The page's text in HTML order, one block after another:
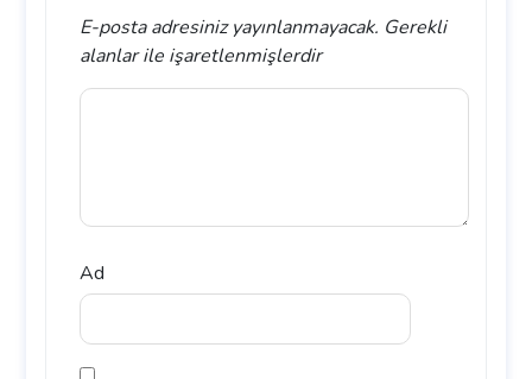
E-posta adresiniz yayınlanmayacak. Gerekli
alanlarile işaretlenmişlerdir
Ad